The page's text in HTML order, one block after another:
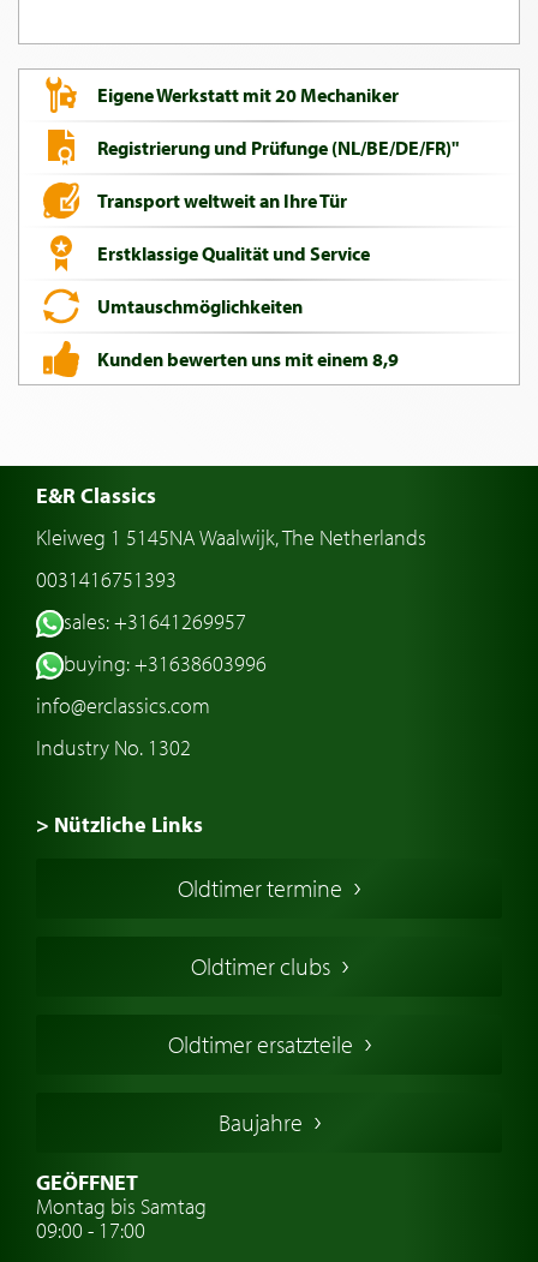
Eigene Werkstatt mit 20 Mechaniker
Registrierung und Prüfunge (NL/BE/DE/FR)"
Transport weltweit an Ihre Tür
Erstklassige Qualität und Service
Umtauschmöglichkeiten
Kunden bewerten uns mit einem 8,9
E&R Classics
Kleiweg 1 5145NA Waalwijk, The Netherlands
0031416751393
sales: +31641269957
buying: +31638603996
info@erclassics.com
Industry No. 1302
> Nützliche Links
Oldtimers in Europa
Englische Oldtimer
Deutsche Oldtimer
Schwedische Oldtimer
Oldtimer mit h-kennzeichen
Auto Oldtimer Markt
Oldtimer termine
Oldtimer clubs
Oldtimer ersatzteile
Baujahre
GEÖFFNET
Montag bis Samtag
09:00 - 17:00